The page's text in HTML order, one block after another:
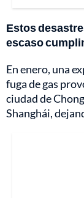
Estos
escaso
En enero, una
fuga de gas
ciudad de
Shanghái,